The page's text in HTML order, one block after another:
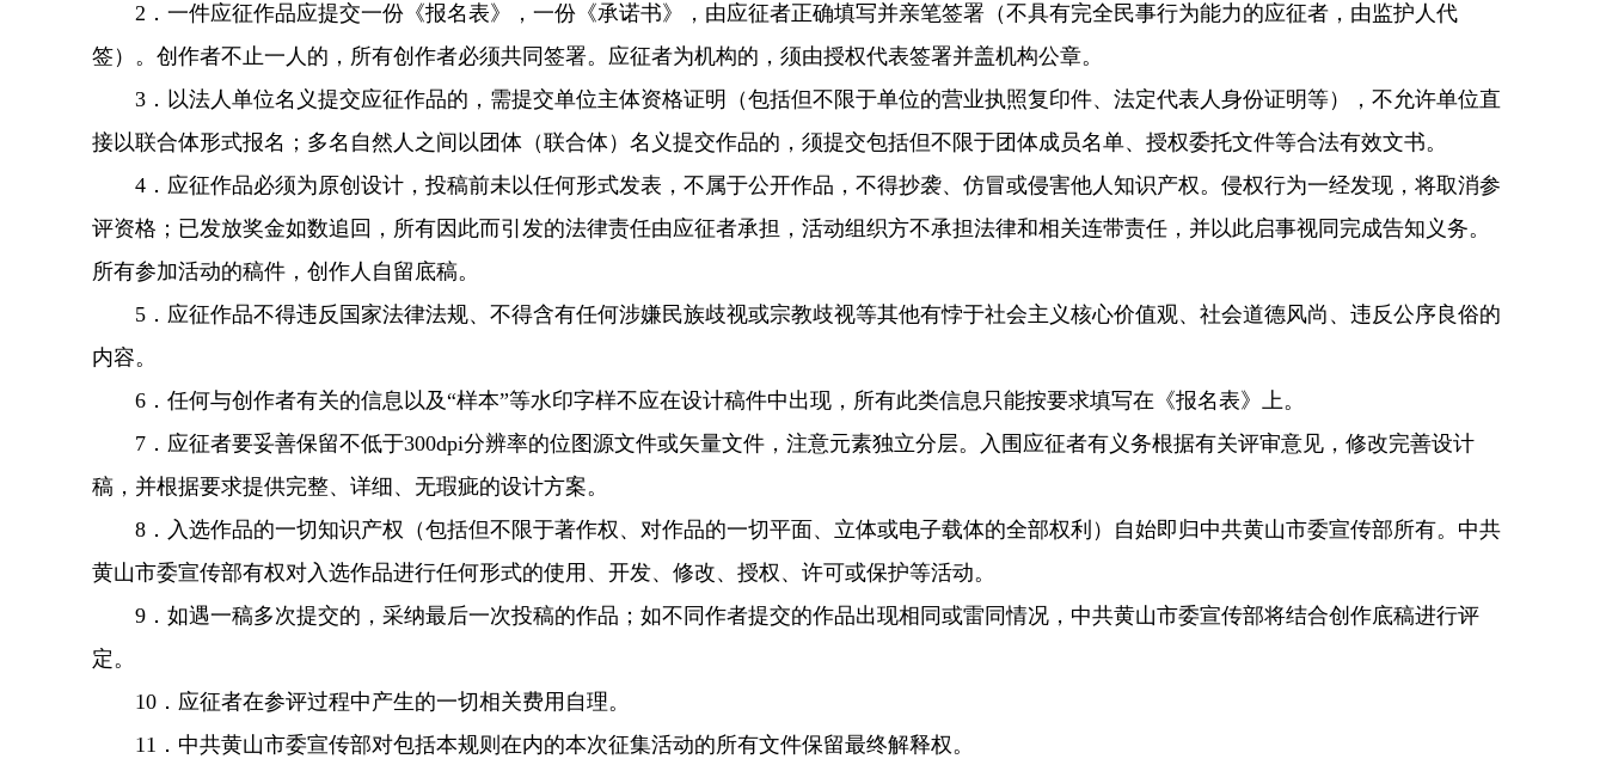
2．一件应征作品应提交一份《报名表》，一份《承诺书》，由应征者正确填写并亲笔签署（不具有完全民事行为能力的应征者，由监护人代
签）。创作者不止一人的，所有创作者必须共同签署。应征者为机构的，须由授权代表签署并盖机构公章。
3．以法人单位名义提交应征作品的，需提交单位主体资格证明（包括但不限于单位的营业执照复印件、法定代表人身份证明等），不允许单位直
接以联合体形式报名；多名自然人之间以团体（联合体）名义提交作品的，须提交包括但不限于团体成员名单、授权委托文件等合法有效文书。
4．应征作品必须为原创设计，投稿前未以任何形式发表，不属于公开作品，不得抄袭、仿冒或侵害他人知识产权。侵权行为一经发现，将取消参
评资格；已发放奖金如数追回，所有因此而引发的法律责任由应征者承担，活动组织方不承担法律和相关连带责任，并以此启事视同完成告知义务。
所有参加活动的稿件，创作人自留底稿。
5．应征作品不得违反国家法律法规、不得含有任何涉嫌民族歧视或宗教歧视等其他有悖于社会主义核心价值观、社会道德风尚、违反公序良俗的
内容。
6．任何与创作者有关的信息以及“样本”等水印字样不应在设计稿件中出现，所有此类信息只能按要求填写在《报名表》上。
7．应征者要妥善保留不低于300dpi分辨率的位图源文件或矢量文件，注意元素独立分层。入围应征者有义务根据有关评审意见，修改完善设计
稿，并根据要求提供完整、详细、无瑕疵的设计方案。
8．入选作品的一切知识产权（包括但不限于著作权、对作品的一切平面、立体或电子载体的全部权利）自始即归中共黄山市委宣传部所有。中共
黄山市委宣传部有权对入选作品进行任何形式的使用、开发、修改、授权、许可或保护等活动。
9．如遇一稿多次提交的，采纳最后一次投稿的作品；如不同作者提交的作品出现相同或雷同情况，中共黄山市委宣传部将结合创作底稿进行评
定。
10．应征者在参评过程中产生的一切相关费用自理。
11．中共黄山市委宣传部对包括本规则在内的本次征集活动的所有文件保留最终解释权。